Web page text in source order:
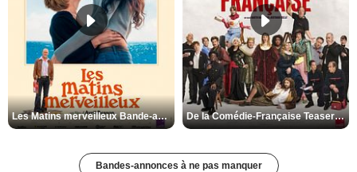
Les Matins merveilleux Bande-annonce VF De la Comédie-Française Teaser VF
Bandes-annonces à ne pas manquer